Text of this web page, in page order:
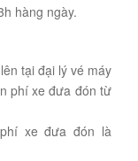
hàng ngày.
tại đại lý vé máy
phí xe đưa đón từ
xe đưa đón là